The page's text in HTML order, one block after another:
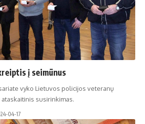
į seimūnus
vyko Lietuvos policijos veteranų
susirinkimas.
04-17